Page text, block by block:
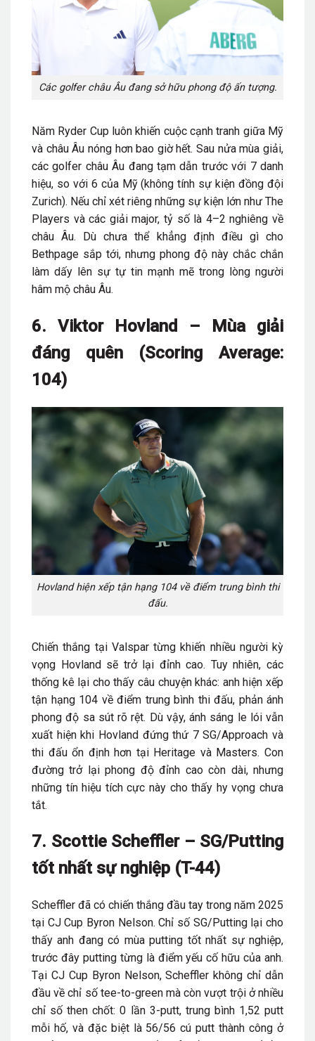
Các golfer châu Âu đang sở hữu phong độ ấn tượng.
Năm Ryder Cup luôn khiến cuộc cạnh tranh giữa Mỹ
và châu Âu nóng hơn bao giờ hết. Sau nửa mùa giải,
các golfer châu Âu đang tạm dẫn trước với 7 danh
hiệu, so với 6 của Mỹ (không tính sự kiện đồng đội
Zurich). Nếu chỉ xét riêng những sự kiện lớn như The
Players và các giải major, tỷ số là 4–2 nghiêng về
châu Âu. Dù chưa thể khẳng định điều gì cho
Bethpage sắp tới, nhưng phong độ này chắc chắn
làm dấy lên sự tự tin mạnh mẽ trong lòng người
hâm mộ châu Âu.
6. Viktor Hovland – Mùa giải
đáng quên (Scoring Average:
104)
Hovland hiện xếp tận hạng 104 về điểm trung bình thi
đấu.
Chiến thắng tại Valspar từng khiến nhiều người kỳ
vọng Hovland sẽ trở lại đỉnh cao. Tuy nhiên, các
thống kê lại cho thấy câu chuyện khác: anh hiện xếp
tận hạng 104 về điểm trung bình thi đấu, phản ánh
phong độ sa sút rõ rệt. Dù vậy, ánh sáng le lói vẫn
xuất hiện khi Hovland đứng thứ 7 SG/Approach và
thi đấu ổn định hơn tại Heritage và Masters. Con
đường trở lại phong độ đỉnh cao còn dài, nhưng
những tín hiệu tích cực này cho thấy hy vọng chưa
tắt.
7. Scottie Scheffler – SG/Putting
tốt nhất sự nghiệp (T-44)
Scheffler đã có chiến thắng đầu tay trong năm 2025
tại CJ Cup Byron Nelson. Chỉ số SG/Putting lại cho
thấy anh đang có mùa putting tốt nhất sự nghiệp,
trước đây putting từng là điểm yếu cố hữu của anh.
Tại CJ Cup Byron Nelson, Scheffler không chỉ dẫn
đầu về chỉ số tee-to-green mà còn vượt trội ở nhiều
chỉ số then chốt: 0 lần 3-putt, trung bình 1,52 putt
mỗi hố, và đặc biệt là 56/56 cú putt thành công ở